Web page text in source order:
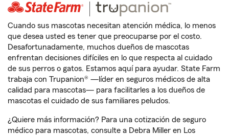
Cuando sus mascotas necesitan atención médica, lo menos
que desea usted es tener que preocuparse por el costo.
Desafortunadamente, muchos dueños de mascotas
enfrentan decisiones difíciles en lo que respecta al cuidado
de sus perros o gatos. Estamos aquí para ayudar. State Farm
trabaja con Trupanion® —líder en seguros médicos de alta
calidad para mascotas— para facilitarles a los dueños de
mascotas el cuidado de sus familiares peludos.
¿Quiere más información? Para una cotización de seguro
médico para mascotas, consulte a Debra Miller en Los